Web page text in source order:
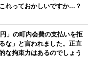
れっておかしいですか…？
」の町内会費の支払いを拒
な」と言われました。正直
な拘束力はあるのでしょう